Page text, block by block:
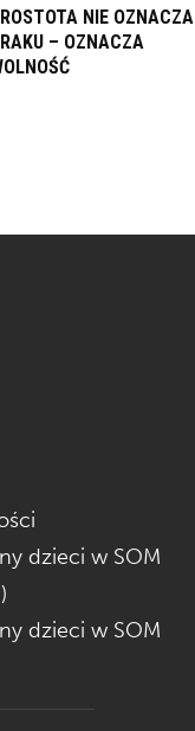
NIE OZNACZA
– OZNACZA
dzieci w SOM
dzieci w SOM